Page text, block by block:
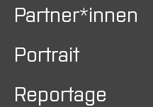
Partner*innen
Portrait
Reportage